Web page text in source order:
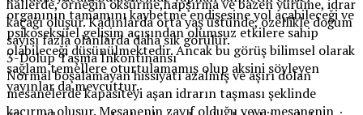
hallerde, örneğin öksürme,hapşırma ve bazen yürüme, idrar
kaçağı oluşur. Kadınlarda orta yaş üstünde, özellikle doğum
sayısı fazla olanlarda daha sık görülür.
3-Dolup Taşma İnkontinansı
Normal boşalamayan hissiyatı azalmış ve aşırı dolan
mesanelerde kapasiteyi aşan idrarın taşması şeklinde
kaçırma oluşur. Mesanenin zayıf olduğu veya mesanenin
organının tamamını kaybetme endişesine yol açabileceği ve
psikoseksüel gelişim açısından olumsuz etkilere sahip
olabileceği düşünülmektedir. Ancak bu görüş bilimsel olarak
sağlam temellere oturtulamamış olup aksini söyleyen
yayınlar da mevcuttur.